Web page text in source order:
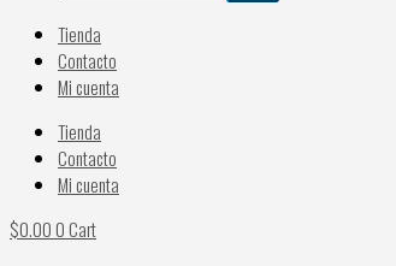
Tienda
Contacto
Mi cuenta
Tienda
Contacto
Mi cuenta
$0.000Cart